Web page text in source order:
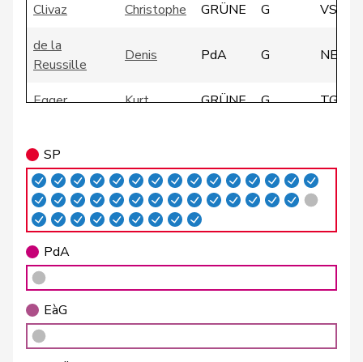
Clivaz
Christophe GRÜNE G
VS
de la
Reussille
Denis PdA G NE
Egger Kurt GRÜNE G
TG
Girod
Bastien GRÜNE G
ZH
Glättli
Balthasar GRÜNE G
Gysin
Kälin Irène GRÜNE G AG
Klopfenstein
Broggini
Delphine GRÜNE G GE
SP
PdA
EàG